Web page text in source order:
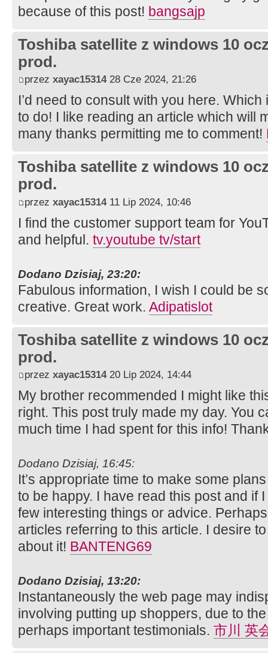
because of this post! bangsajp
Toshiba satellite z windows 10
prod.
przez xayac1531428 Cze 2024, 21:26
I’d need to consult with you here. Which
to do! I like reading an article which will
many thanks permitting me to comment!
Toshiba satellite z windows 10
prod.
przez xayac1531411 Lip 2024, 10:46
I find the customer support team for
and helpful. tv.youtube tv/start
Dodano Dzisiaj, 23:20:
Fabulous information, I wish I could be
creative. Great work. Adipatislot
Toshiba satellite z windows 10
prod.
przez xayac1531420 Lip 2024, 14:44
My brother recommended I might like
right. This post truly made my day. You
much time I had spent for this info!
Dodano Dzisiaj, 16:45:
It’s appropriate time to make some
to be happy. I have read this post and if
few interesting things or advice.
articles referring to this article. I desire
about it! BANTENG69
Dodano Dzisiaj, 13:20:
Instantaneously the web page may
involving putting up shoppers, due to
perhaps important testimonials. 市川 英